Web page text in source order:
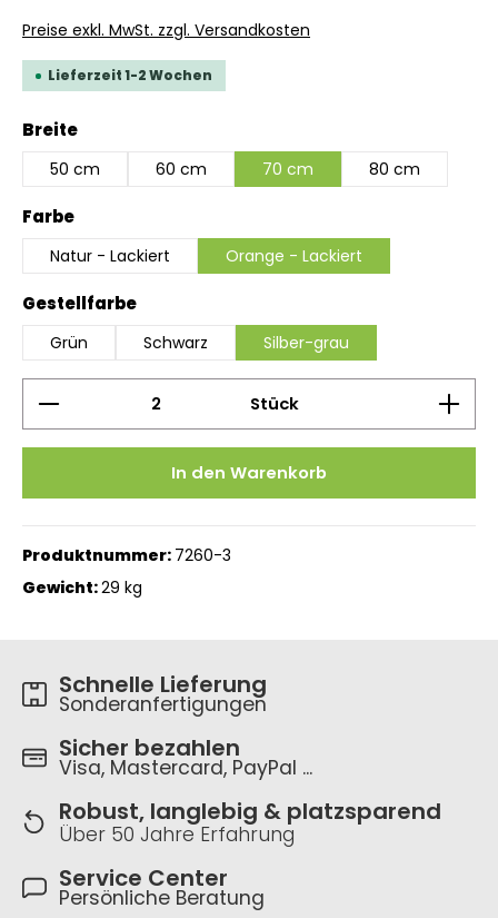
Preise exkl. MwSt. zzgl. Versandkosten
Lieferzeit 1-2 Wochen
Breiteauswählen
50 cm 60 cm 70 cm 80 cm
Farbeauswählen
Natur - Lackiert Orange - Lackiert
Gestellfarbeauswählen
Grün Schwarz Silber-grau
Produkt Anzahl: Gib den gewünschten Wert
Stück
In den Warenkorb
Produktnummer: 7260-3
Gewicht:29 kg
Schnelle Lieferung
Sonderanfertigungen
Sicher bezahlen
Visa, Mastercard, PayPal ...
Robust, langlebig & platzsparend
Über 50 Jahre Erfahrung
Service Center
Persönliche Beratung